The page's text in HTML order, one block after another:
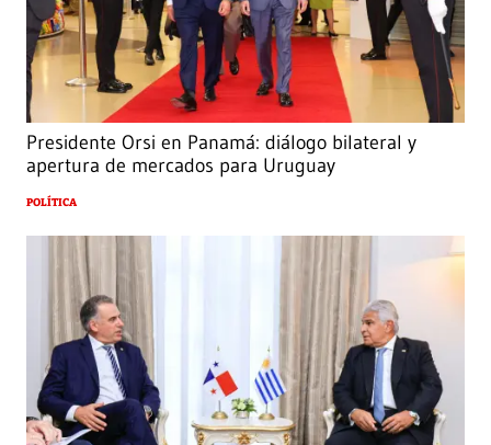
Presidente Orsi en Panamá: diálogo bilateral y
apertura de mercados para Uruguay
POLÍTICA